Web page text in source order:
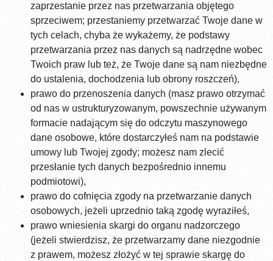
zaprzestanie przez nas przetwarzania objętego
sprzeciwem; przestaniemy przetwarzać Twoje dane w
tych celach, chyba że wykażemy, że podstawy
przetwarzania przez nas danych są nadrzędne wobec
Twoich praw lub też, że Twoje dane są nam niezbędne
do ustalenia, dochodzenia lub obrony roszczeń),
prawo do przenoszenia danych (masz prawo otrzymać
od nas w ustrukturyzowanym, powszechnie używanym
formacie nadającym się do odczytu maszynowego
dane osobowe, które dostarczyłeś nam na podstawie
umowy lub Twojej zgody; możesz nam zlecić
przesłanie tych danych bezpośrednio innemu
podmiotowi),
prawo do cofnięcia zgody na przetwarzanie danych
osobowych, jeżeli uprzednio taką zgodę wyraziłeś,
prawo wniesienia skargi do organu nadzorczego
(jeżeli stwierdzisz, że przetwarzamy dane niezgodnie
z prawem, możesz złożyć w tej sprawie skargę do